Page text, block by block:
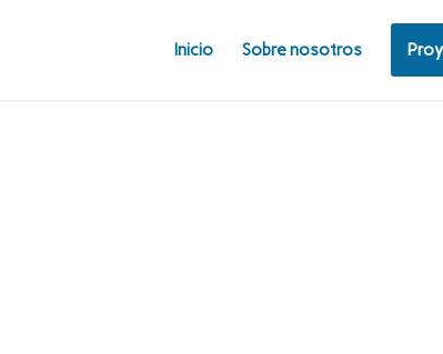
Inicio Sobre nosotros